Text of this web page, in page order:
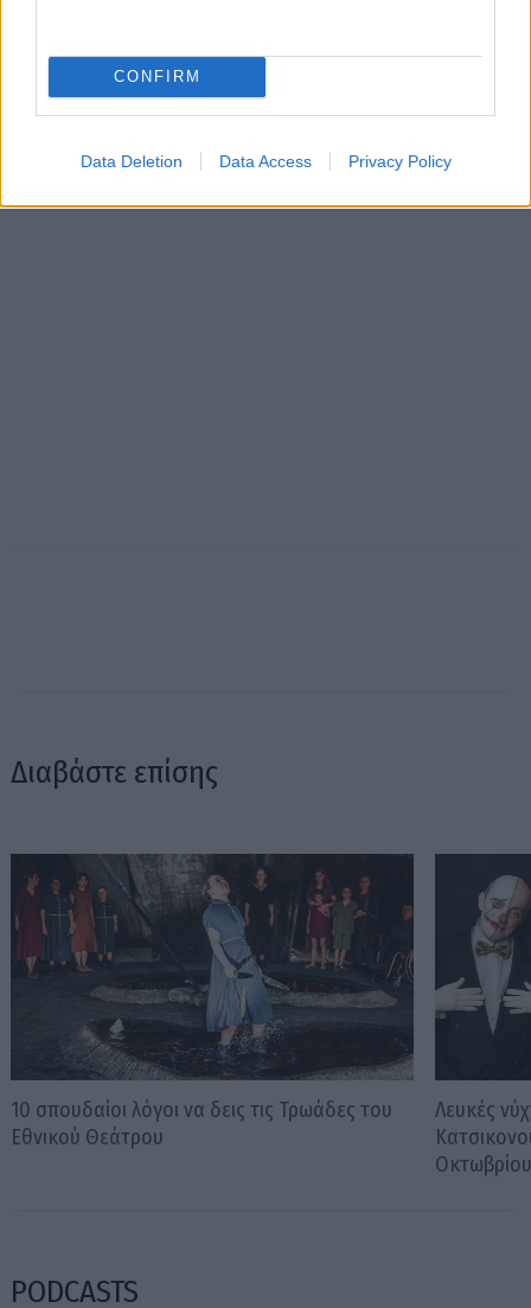
CONFIRM
Data Deletion Data Access Privacy Policy
Διαβάστε επίσης
10 σπουδαίοι λόγοι να δεις τις Τρωάδες του
Εθνικού Θεάτρου
Λευκές
PODCASTS